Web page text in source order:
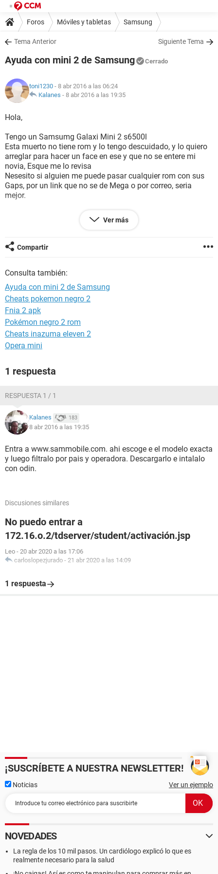
Foros Móviles y tabletas Samsung
Tema Anterior Siguiente Tema
Ayuda con mini 2 de Samsung Cerrado
toni1230 - 8 abr 2016 a las 06:24
Kalanes - 8 abr 2016 a las 19:35
Hola,
Tengo un Samsumg Galaxi Mini 2 s6500l
Esta muerto no tiene rom y lo tengo descuidado, y lo quiero
arreglar para hacer un face en ese y que no se entere mi
novia, Esque me lo revisa
Nesesito si alguien me puede pasar cualquier rom con sus
Gaps, por un link que no se de Mega o por correo, seria
mejor.
Porfa si alguin tiene por alli esos archivos ayuda le mando
una foto chistosa de agradecimiento XD
correo porfa inbox
Ver más
Compartir
Consulta también:
Ayuda con mini 2 de Samsung
Cheats pokemon negro 2
Fnia 2 apk
Pokémon negro 2 rom
Cheats inazuma eleven 2
Opera mini
1 respuesta
RESPUESTA 1 / 1
Kalanes 183
8 abr 2016 a las 19:35
Entra a www.sammobile.com. ahi escoge e el modelo exacta
y luego filtralo por pais y operadora. Descargarlo e intalalo
con odin.
Discusiones similares
No puedo entrar a
172.16.o.2/tdserver/student/activación.jsp
Leo - 20 abr 2020 a las 17:06
carloslopezjurado - 21 abr 2020 a las 14:09
1 respuesta
¡SUSCRÍBETE A NUESTRA NEWSLETTER!
Noticias Ver un ejemplo
NOVEDADES
La regla de los 10 mil pasos. Un cardiólogo explicó lo que es
realmente necesario para la salud